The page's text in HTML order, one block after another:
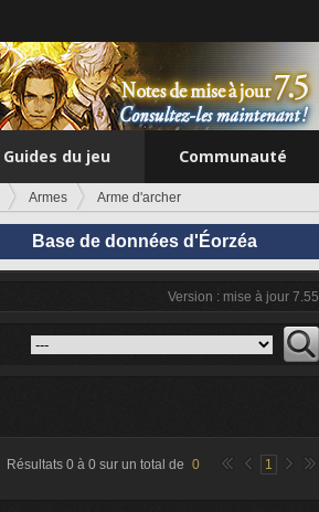
Guides du jeu Communauté
Armes Arme d'archer
Base de données d'Éorzéa
Version : mise à jour 7.55
Résultats 0 à 0 sur un total de 0 1